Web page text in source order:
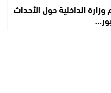
الداخلية حول الأحداث